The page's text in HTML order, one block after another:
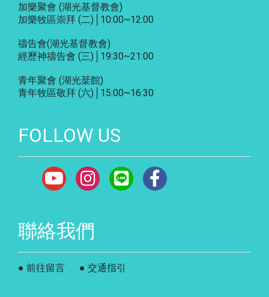
加樂聚會 (湖光基督教會)
加樂牧區崇拜 (二)│10:00~12:00
禱告會(湖光基督教會)
經歷神禱告會 (三)│19:30~21:00
青年聚會 (湖光棻館)
青年牧區敬拜 (六)│15:00~16:30
FOLLOW US
聯絡我們
● 前往留言 ● 交通指引